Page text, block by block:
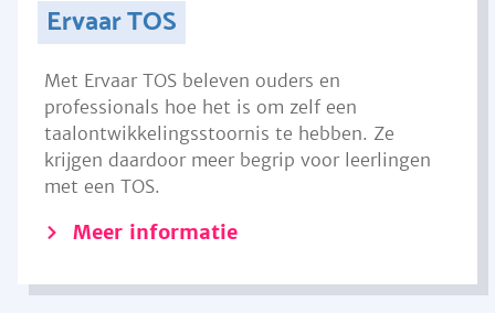
Ervaar TOS
Met Ervaar TOS beleven ouders en
professionals hoe het is om zelf een
taalontwikkelingsstoornis te hebben. Ze
krijgen daardoor meer begrip voor leerlingen
met een TOS.
Meer informatie